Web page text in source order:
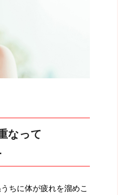
なって
ちに体が疲れを溜めこ